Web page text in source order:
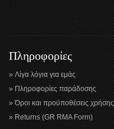
Πληροφορίες
Λίγα λόγια για εμάς
Πληροφορίες παράδοσης
Όροι και προϋποθέσεις χρήσης
Returns (GR RMA Form)